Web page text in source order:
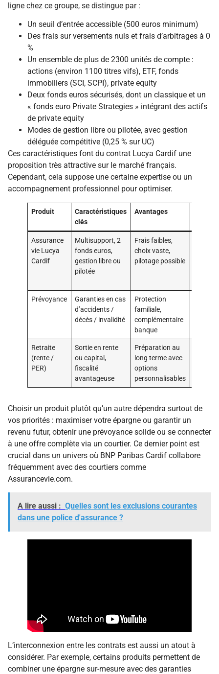
ligne chez ce groupe, se distingue par :
Un seuil d’entrée accessible (500 euros minimum)
Des frais sur versements nuls et frais d’arbitrages à 0
%
Un ensemble de plus de 2300 unités de compte :
actions (environ 1100 titres vifs), ETF, fonds
immobiliers (SCI, SCPI), private equity
Deux fonds euros sécurisés, dont un classique et un
« fonds euro Private Strategies » intégrant des actifs
de private equity
Modes de gestion libre ou pilotée, avec gestion
déléguée compétitive (0,25 % sur UC)
Ces caractéristiques font du contrat Lucya Cardif une
proposition très attractive sur le marché français.
Cependant, cela suppose une certaine expertise ou un
accompagnement professionnel pour optimiser.
Produit
Caractéristiques
clés
Avantages
Assurance
vie Lucya
Cardif
Multisupport, 2
fonds euros,
gestion libre ou
pilotée
Frais faibles,
choix vaste,
pilotage possible
Prévoyance
Garanties en cas
d’accidents /
décès / invalidité
Protection
familiale,
complémentaire
banque
Retraite
(rente /
PER)
Sortie en rente
ou capital,
fiscalité
avantageuse
Préparation au
long terme avec
options
personnalisables
Choisir un produit plutôt qu’un autre dépendra surtout de
vos priorités : maximiser votre épargne ou garantir un
revenu futur, obtenir une prévoyance solide ou se connecter
à une offre complète via un courtier. Ce dernier point est
crucial dans un univers où BNP Paribas Cardif collabore
fréquemment avec des courtiers comme
Assurancevie.com.
A lire aussi : Quelles sont les exclusions courantes
dans une police d'assurance ?
L’interconnexion entre les contrats est aussi un atout à
considérer. Par exemple, certains produits permettent de
combiner une épargne sur-mesure avec des garanties